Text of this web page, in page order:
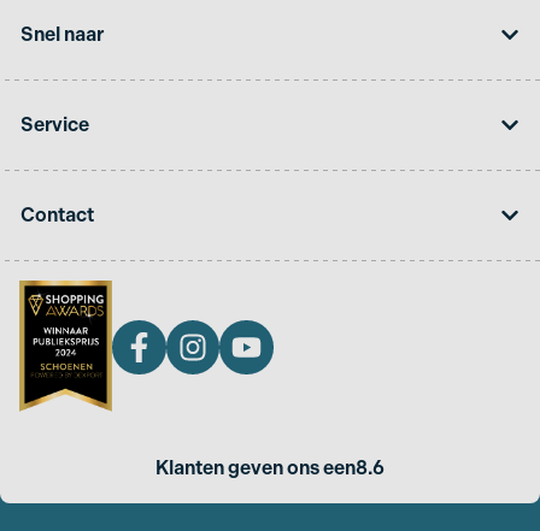
Snel naar
Service
Contact
Klanten geven ons een8.6